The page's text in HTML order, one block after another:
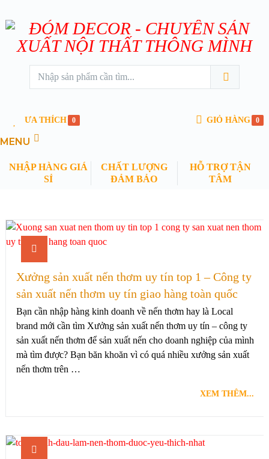
ƯA THÍCH 0 GIỎ HÀNG 0
MENU
NHẬP HÀNG GIÁ
SỈ
CHẤT LƯỢNG
ĐẢM BẢO
HỖ TRỢ TẬN
TÂM
Xưởng sản xuất nến thơm uy tín top 1 – Công ty
sản xuất nến thơm uy tín giao hàng toàn quốc
Bạn cần nhập hàng kinh doanh về nến thơm hay là Local
brand mới cần tìm Xưởng sản xuất nến thơm uy tín – công ty
sản xuất nến thơm để sản xuất nến cho doanh nghiệp của mình
mà tìm được? Bạn băn khoăn vì có quá nhiều xưởng sản xuất
nến thơm trên …
XEM THÊM...